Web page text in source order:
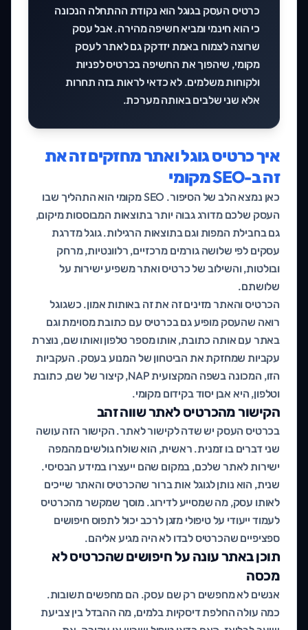
כרטיס העסק בגוגל הוא נקודת ההתחלה הנכונה
כי הוא חינמי ומביא חשיפה מהירה. אבל עסק
שרוצה לצמוח באמת יזדקק גם לאתר לעסק
מקומי, שיהפוך את החשיפה בכרטיס לפניות
ולקוחות משלמים. לא כדאי לראות בזה תחרות
אלא שני שלבים באותה מערכת.
איך כרטיס גוגל ואתר מחזקים זה את
זה ב-SEO מקומי
כאן נמצא הלב של הסיפור. SEO מקומי הוא התהליך שבו
העסק שלכם מדורג גבוה יותר בתוצאות המבוססות מיקום,
גם בחבילת המפות וגם בתוצאות הרגילות. גוגל מדרגת
עסקים לפי שלושה גורמים מרכזיים, רלוונטיות, מרחק
ובולטות, והשילוב של כרטיס ואתר משפיע ישירות על
שלושתם.
הכרטיס והאתר מזינים זה את זה באותות אמון. כשגוגל
רואה שהעסק מופיע גם בכרטיס עם כתובת מסוימת וגם
באתר עם אותה כתובת, אותו מספר טלפון ואותו שם, נוצרת
עקביות שמחזקת את הביטחון של המנוע בעסק. העקביות
הזו, המכונה בשפה המקצועית NAP, קיצור של שם, כתובת
וטלפון, היא אבן יסוד בקידום מקומי.
הקישור מהכרטיס לאתר שווה זהב
בכרטיס העסק יש שדה לקישור לאתר. הקישור הזה עושה
שני דברים בו זמנית. ראשית, הוא שולח גולשים מהמפה
ישירות לאתר שלכם, במקום שהם ייעצרו במידע הבסיסי.
שנית, הוא נותן לגוגל אות ברור שהכרטיס והאתר שייכים
לאותו עסק, מה שמסייע לדירוג. מוסך שמקשר מהכרטיס
לעמוד ייעודי על טיפולי מזגן לרכב יכול לתפוס חיפושים
ספציפיים שהכרטיס לבדו לא היה מגיע אליהם.
תוכן באתר עונה על חיפושים שהכרטיס לא
מכסה
אנשים לא מחפשים רק שם עסק. הם מחפשים תשובות.
כמה עולה החלפת דיסקיות בלמים, מה ההבדל בין צביעת